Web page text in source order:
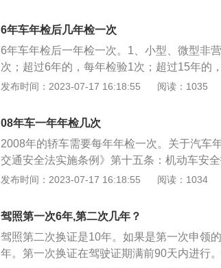
调整优化检验周期，进一步优化调整非营运
包车除外）、摩托车检验周期。对非营运小
3次调整为检验2次（第6年、第10年），并
每年检验1次。对摩托车，将原10年内上线检
年），10年以后每年检验1次。此次调整后，
超过10年的，每年上线检验1次。
6年车年检后几年检一次
6年车年检后一年检一次。1、小型、微型非
次；超过6年的，每年检验1次；超过15年的
检的意思，但比年检更口语化。年审是指每
等全方位检查。3、年审意为以年为单位的例
C卡等进行检查，而年审通常在生活中用的
进行审查通常说作年审。法律依据：《机动
有人可以在机动车检验有效期满前三个月内
大型载客汽车、校车以外的机动车因故不能
的道路交通安全违法行为和交通事故处理完
请信息并提交行驶证、机动车交通事故责任
证明、机动车安全技术检验合格证明。车辆
发布时间：2023-07-17 16:18:55 阅读：1035
08年车一年年检几次
2008年的轿车需要每年年检一次。关于汽车
交通安全法实施条例》第十五条：机动车安
构实施。机动车安全技术检验机构应当按照
实施条例》第十六条机动车应当从注册登记
检验：1、营运载客汽车5年以内每年检验1
2、载货汽车和大型、中型非营运载客汽车10
每6个月检验1次；3、小型、微型非营运载
发布时间：2023-07-17 16:18:55 阅读：1034
驾照第一次6年,第二次几年？
驾照第二次换证是10年。如果是第一次申领
年。第一次换证在驾驶证期满前90天内进行